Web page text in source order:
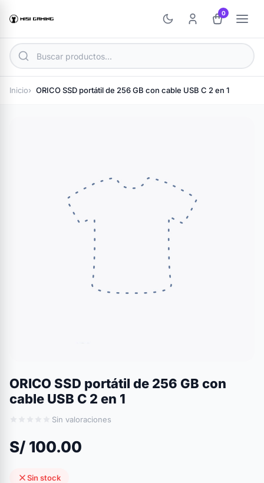
0
Inicio ORICO SSD portátil de 256 GB con cable USB C 2 en 1
ORICO SSD portátil de 256 GB con
cable USB C 2 en 1
Sin valoraciones
S/ 100.00
Sin stock